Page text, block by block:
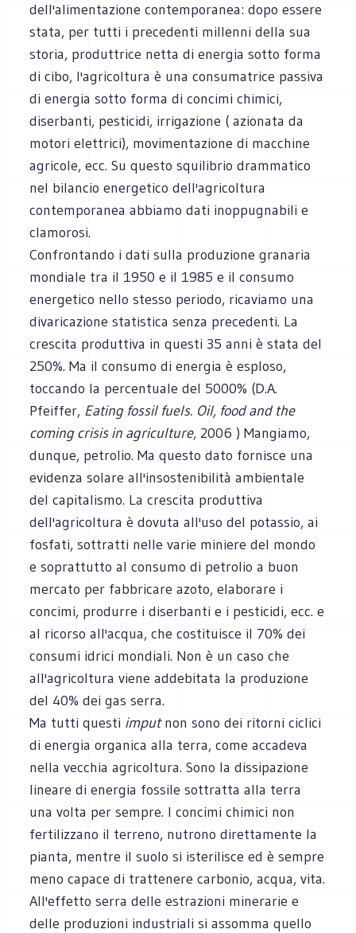
dell'alimentazione contemporanea: dopo essere
stata, per tutti i precedenti millenni della sua
storia, produttrice netta di energia sotto forma
di cibo, l'agricoltura è una consumatrice passiva
di energia sotto forma di concimi chimici,
diserbanti, pesticidi, irrigazione ( azionata da
motori elettrici), movimentazione di macchine
agricole, ecc. Su questo squilibrio drammatico
nel bilancio energetico dell'agricoltura
contemporanea abbiamo dati inoppugnabili e
clamorosi.
Confrontando i dati sulla produzione granaria
mondiale tra il 1950 e il 1985 e il consumo
energetico nello stesso periodo, ricaviamo una
divaricazione statistica senza precedenti. La
crescita produttiva in questi 35 anni è stata del
250%. Ma il consumo di energia è esploso,
toccando la percentuale del 5000% (D.A.
Pfeiffer, Eating fossil fuels. Oil, food and the
coming crisis in agriculture, 2006 ) Mangiamo,
dunque, petrolio. Ma questo dato fornisce una
evidenza solare all'insostenibilità ambientale
del capitalismo. La crescita produttiva
dell'agricoltura è dovuta all'uso del potassio, ai
fosfati, sottratti nelle varie miniere del mondo
e soprattutto al consumo di petrolio a buon
mercato per fabbricare azoto, elaborare i
concimi, produrre i diserbanti e i pesticidi, ecc. e
al ricorso all'acqua, che costituisce il 70% dei
consumi idrici mondiali. Non è un caso che
all'agricoltura viene addebitata la produzione
del 40% dei gas serra.
Ma tutti questi imputnon sono dei ritorni ciclici
di energia organica alla terra, come accadeva
nella vecchia agricoltura. Sono la dissipazione
lineare di energia fossile sottratta alla terra
una volta per sempre. I concimi chimici non
fertilizzano il terreno, nutrono direttamente la
pianta, mentre il suolo si isterilisce ed è sempre
meno capace di trattenere carbonio, acqua, vita.
All'effetto serra delle estrazioni minerarie e
delle produzioni industriali si assomma quello